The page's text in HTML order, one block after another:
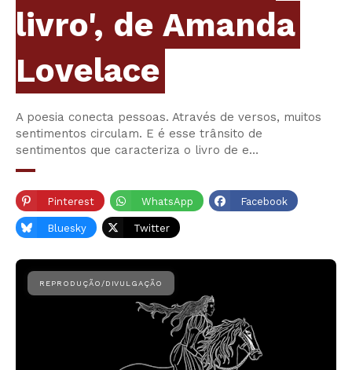
livro', de Amanda
Lovelace
A poesia conecta pessoas. Através de versos, muitos
sentimentos circulam. E é esse trânsito de
sentimentos que caracteriza o livro de e…
Pinterest WhatsApp Facebook
Bluesky Twitter